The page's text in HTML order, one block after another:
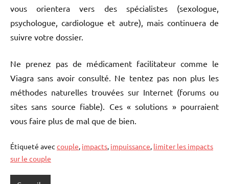
vous orientera vers des spécialistes (sexologue,
psychologue, cardiologue et autre), mais continuera de
suivre votre dossier.
Ne prenez pas de médicament facilitateur comme le
Viagra sans avoir consulté. Ne tentez pas non plus les
méthodes naturelles trouvées sur Internet (forums ou
sites sans source fiable). Ces « solutions » pourraient
vous faire plus de mal que de bien.
Étiqueté avec couple, impacts, impuissance, limiter les impacts
sur le couple